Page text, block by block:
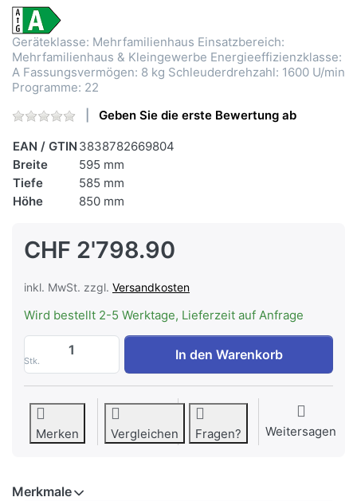
Geräteklasse: Mehrfamilienhaus Einsatzbereich:
Mehrfamilienhaus & Kleingewerbe Energieeffizienzklasse:
A Fassungsvermögen: 8 kg Schleuderdrehzahl: 1600 U/min
Programme: 22
Geben Sie die erste Bewertung ab
EAN / GTIN 3838782669804
Breite
595 mm
Tiefe
585 mm
Höhe
850 mm
CHF 2'798.90
inkl. MwSt. zzgl. Versandkosten
Wird bestellt 2-5 Werktage, Lieferzeit auf Anfrage
Stk.
ASKO WMC 6863P W/1
In den Warenkorb
Merken Vergleichen Fragen? Weitersagen
Merkmale